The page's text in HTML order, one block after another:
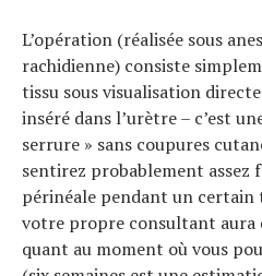
L’opération (réalisée sous
rachidienne) consiste
tissu sous visualisation
inséré dans l’urètre – c’est
serrure » sans coupures
sentirez probablement assez
périnéale pendant un certain
votre propre consultant aura
quant au moment où vous